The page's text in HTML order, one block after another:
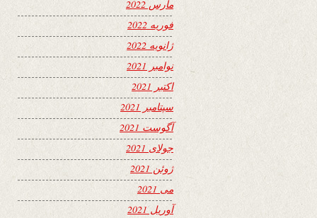
مارس 2022
فوریه 2022
ژانویه 2022
نوامبر 2021
اکتبر 2021
سپتامبر 2021
آگوست 2021
جولای 2021
ژوئن 2021
می 2021
آوریل 2021